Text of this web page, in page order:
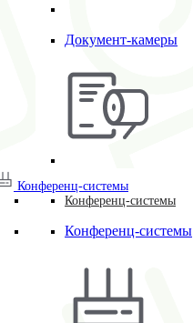
Документ-камеры
Конференц-системы
Конференц-системы
Конференц-системы